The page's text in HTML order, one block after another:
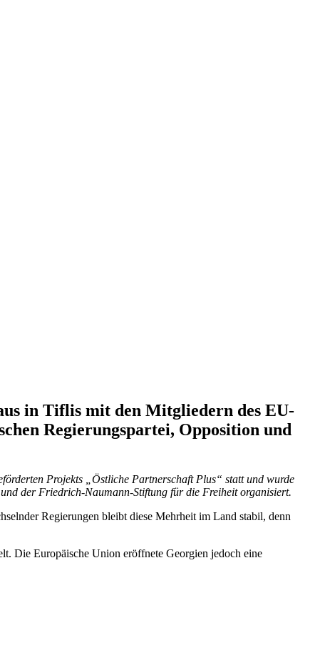
in Tiflis mit den Mitgliedern des EU-
Regie­rungs­partei, Opposition und
Projekts „Östliche Partner­schaft Plus“ statt und wurde
der Friedrich-Naumann-Stiftung für die Freiheit organisiert.
Regie­rungen bleibt diese Mehrheit im Land stabil, denn
Die Europäische Union eröffnete Georgien jedoch eine